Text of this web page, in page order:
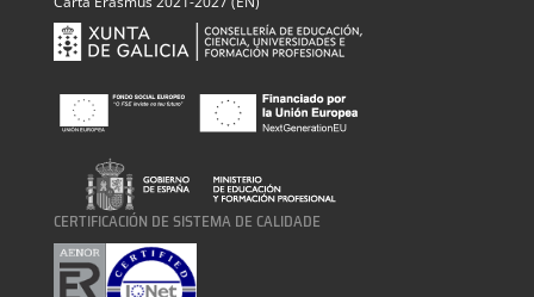
CERTIFICACIÓN DE SISTEMA DE CALIDADE